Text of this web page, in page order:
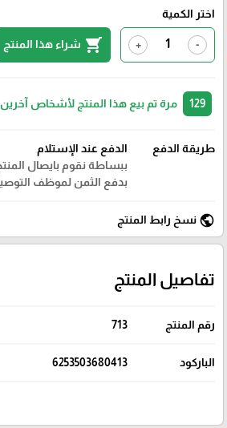
اختر الكمية
-
+
shopping_cart شراء هذا المنتج
مرة تم بيع هذا المنتج لأشخاص
طريقة الدفع
الدفع عند الإستلام
ببساطة نقوم بايصال
بدفع الثمن لموظف
public نسخ رابط المنتج
تفاصيل المنتج
رقم المنتج 713
الباركود 6253503680413